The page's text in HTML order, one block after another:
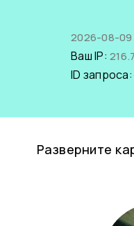
2026-08-09
Ваш IP:
ID запроса:
Разверните